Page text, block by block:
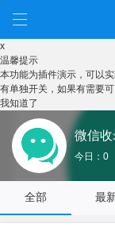
x
温馨提示
本功能为插件演示，可以
有单独开关，如果有需要
我知道了
微信收
今日：0
全部 最